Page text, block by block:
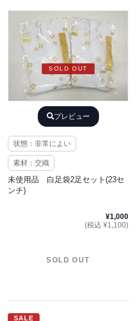
SOLD OUT
プレビュー
状態：非常によい
素材：交織
未使用品 白足袋2足セット(23セ
ンチ)
¥1,000
(税込 ¥1,100)
SOLD OUT
SALE